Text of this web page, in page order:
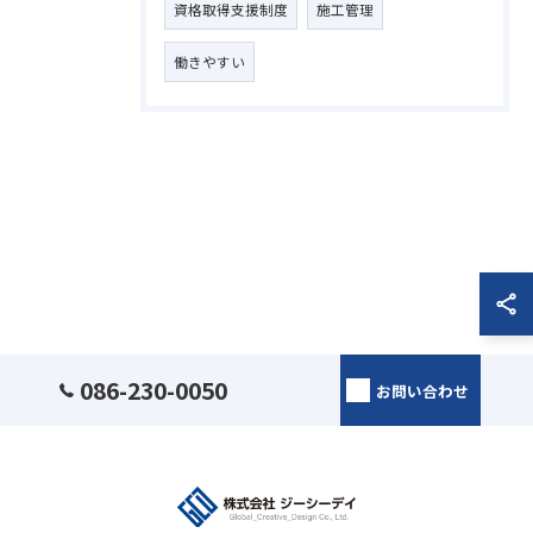
資格取得支援制度 施工管理
働きやすい
086-230-0050 お問い合わせ